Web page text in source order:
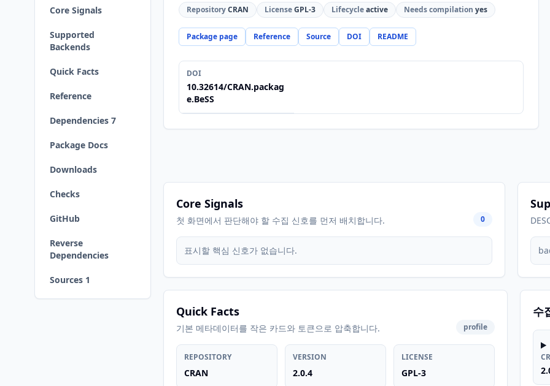
Core Signals
Supported
Backends
Quick Facts
Reference
Dependencies 7
Package Docs
Downloads
Checks
GitHub
Reverse
Dependencies
Sources 1
RepositoryCRAN LicenseGPL-3 Lifecycleactive Needs compilation yes
Package page Reference Source DOI README
DOI
10.32614/CRAN.packag
e.BeSS
Core Signals
첫 화면에서 판단해야 할 수집 신호를 먼저 배치합니다. 0
표시할 핵심 신호가 없습니다.
Quick Facts
기본 메타데이터를 작은 카드와 토큰으로 압축합니다. profile
REPOSITORY
CRAN
VERSION
2.0.4
LICENSE
GPL-3
수